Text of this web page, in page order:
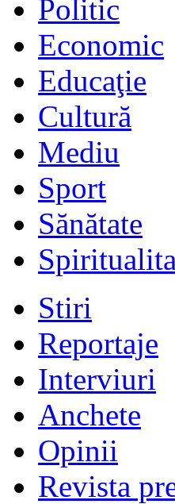
Politic
Economic
Educaţie
Cultură
Mediu
Sport
Sănătate
Stiri
Reportaje
Interviuri
Anchete
Opinii
Revista